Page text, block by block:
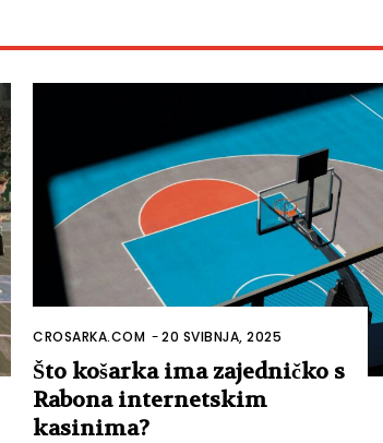
CROSARKA.COM -20 SVIBNJA, 2025
Što košarka ima zajedničko s
Rabona internetskim
kasinima?